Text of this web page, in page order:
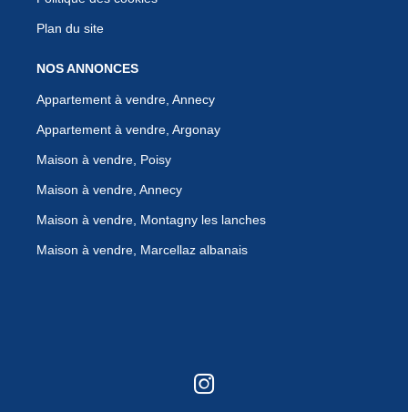
Plan du site
NOS ANNONCES
Appartement à vendre, Annecy
Appartement à vendre, Argonay
Maison à vendre, Poisy
Maison à vendre, Annecy
Maison à vendre, Montagny les lanches
Maison à vendre, Marcellaz albanais